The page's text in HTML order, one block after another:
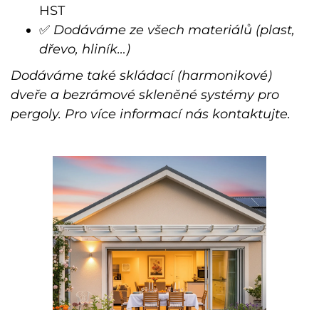
HST
✅ Dodáváme ze všech materiálů (plast,
dřevo, hliník…)
Dodáváme také skládací (harmonikové)
dveře a bezrámové skleněné systémy pro
pergoly. Pro více informací nás kontaktujte.